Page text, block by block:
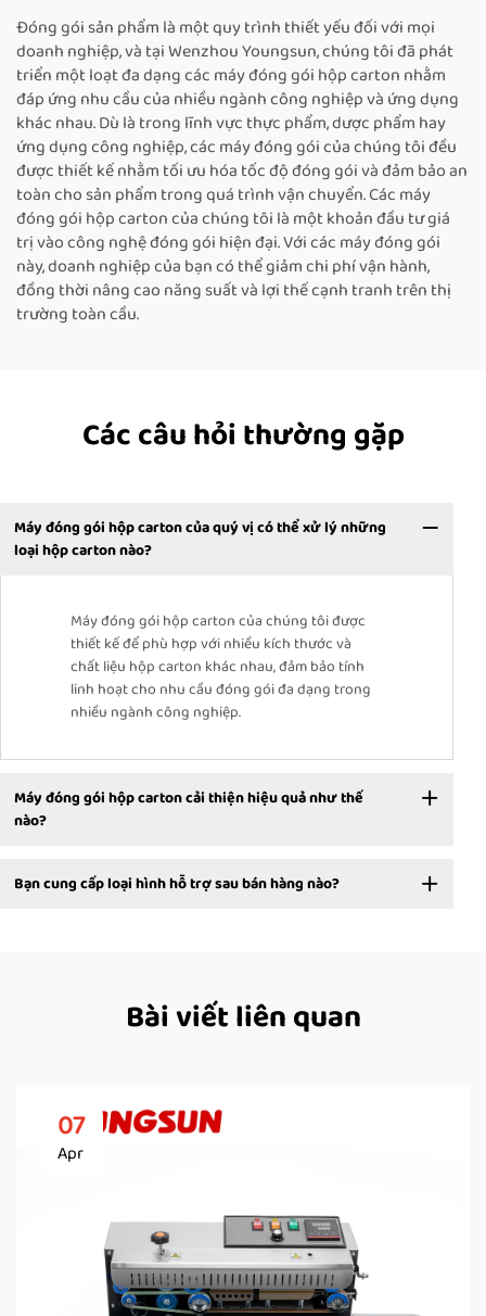
Đóng gói sản phẩm là một quy trình thiết yếu đối với mọi
doanh nghiệp, và tại Wenzhou Youngsun, chúng tôi đã phát
triển một loạt đa dạng các máy đóng gói hộp carton nhằm
đáp ứng nhu cầu của nhiều ngành công nghiệp và ứng dụng
khác nhau. Dù là trong lĩnh vực thực phẩm, dược phẩm hay
ứng dụng công nghiệp, các máy đóng gói của chúng tôi đều
được thiết kế nhằm tối ưu hóa tốc độ đóng gói và đảm bảo an
toàn cho sản phẩm trong quá trình vận chuyển. Các máy
đóng gói hộp carton của chúng tôi là một khoản đầu tư giá
trị vào công nghệ đóng gói hiện đại. Với các máy đóng gói
này, doanh nghiệp của bạn có thể giảm chi phí vận hành,
đồng thời nâng cao năng suất và lợi thế cạnh tranh trên thị
trường toàn cầu.
Các câu hỏi thường gặp
Máy đóng gói hộp carton của quý vị có thể xử lý những
loại hộp carton nào?
Máy đóng gói hộp carton của chúng tôi được
thiết kế để phù hợp với nhiều kích thước và
chất liệu hộp carton khác nhau, đảm bảo tính
linh hoạt cho nhu cầu đóng gói đa dạng trong
nhiều ngành công nghiệp.
Máy đóng gói hộp carton cải thiện hiệu quả như thế
nào?
Bạn cung cấp loại hình hỗ trợ sau bán hàng nào?
Bài viết liên quan
07
Apr